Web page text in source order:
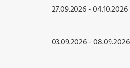
27.09.2026 - 04.10.2026
03.09.2026 - 08.09.2026